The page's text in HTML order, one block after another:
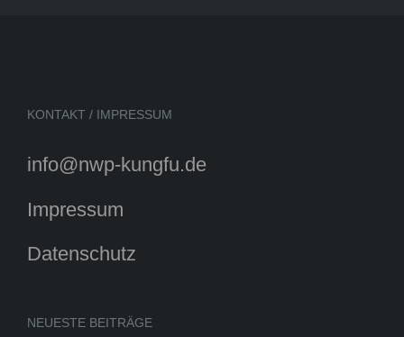
KONTAKT / IMPRESSUM
info@nwp-kungfu.de
Impressum
Datenschutz
NEUESTE BEITRÄGE